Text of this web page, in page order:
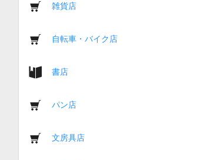
雑貨店
自転車・バイク店
書店
パン店
文房具店